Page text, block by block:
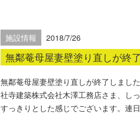
施設情報 2018/7/26
無鄰菴母屋妻壁塗り直しが終
無鄰菴母屋妻壁塗り直しが終了しました
社寺建築株式会社木澤工務店さま、し
すっきりとした感じでございます。連